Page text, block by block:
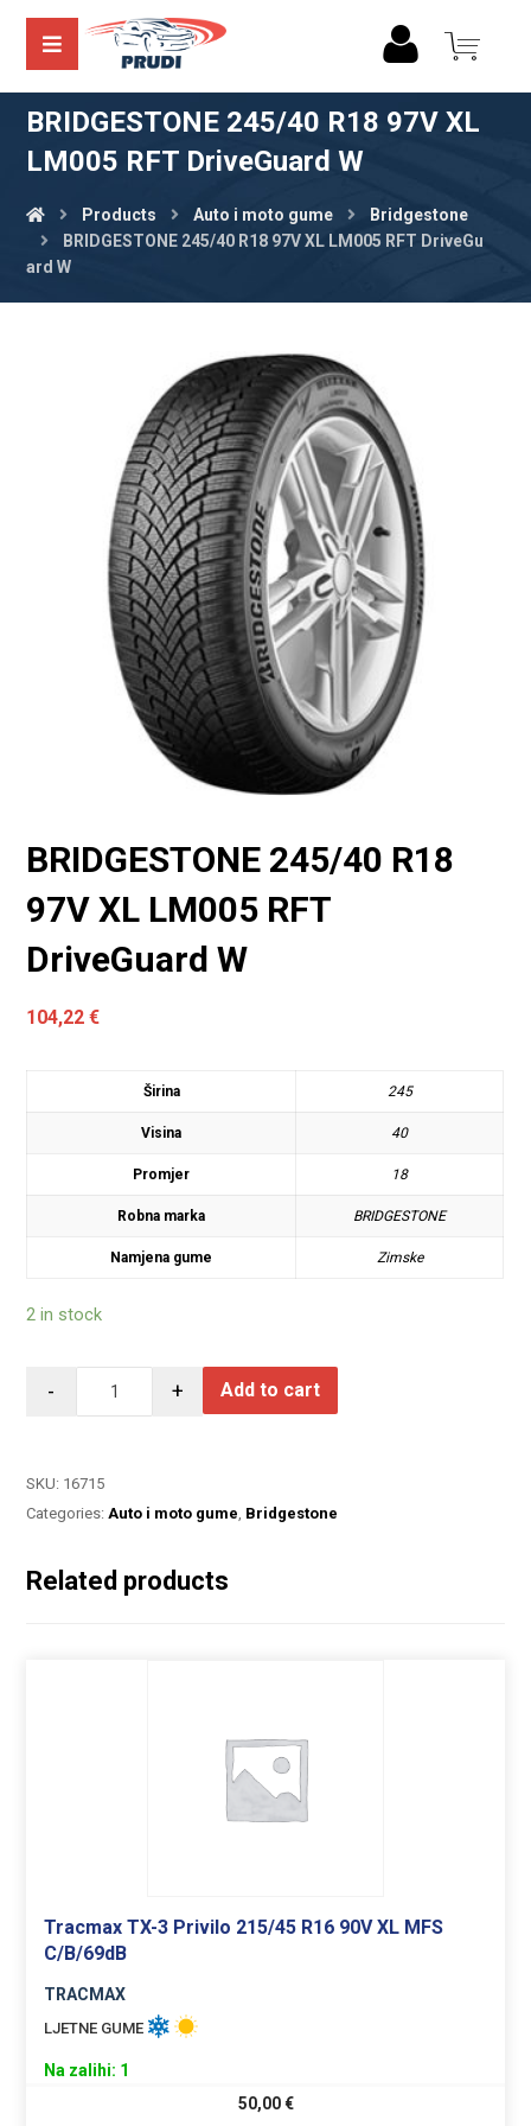
BRIDGESTONE 245/40 R18 97V XL
LM005 RFT DriveGuard W
Products Auto i moto gume
Bridgestone
BRIDGESTONE 245/40 R18 97V XL LM005 RFT DriveGu
ard W
BRIDGESTONE 245/40 R18
97V XL LM005 RFT
DriveGuard W
104,22€
Širina 245
Visina 40
Promjer 18
Robna marka BRIDGESTONE
Namjena gume Zimske
2 in stock
- + Add to cart
SKU: 16715
Categories:Auto i moto gume, Bridgestone
Related products
Tracmax TX-3 Privilo 215/45 R16 90V XL MFS
C/B/69dB
TRACMAX
LJETNE GUME
Na zalihi: 1
50,00€